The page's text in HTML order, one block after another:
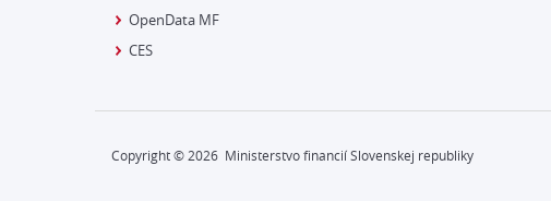
OpenData MF
CES
Copyright © 2026 Ministerstvo financií Slovenskej republiky